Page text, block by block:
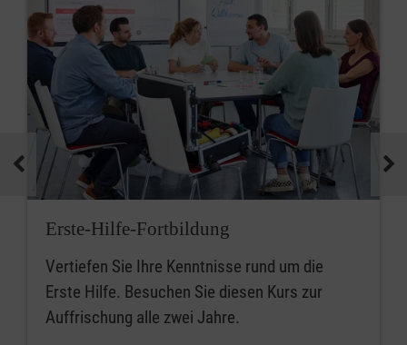
Erste-Hilfe-Fortbildung
Vertiefen Sie Ihre Kenntnisse rund um die
Erste Hilfe. Besuchen Sie diesen Kurs zur
Auffrischung alle zwei Jahre.